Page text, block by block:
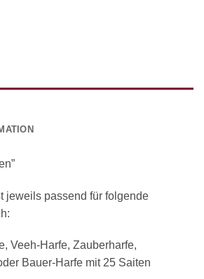
jeweils passend für folgende
Veeh-Harfe, Zauberharfe,
Bauer-Harfe mit 25 Saiten